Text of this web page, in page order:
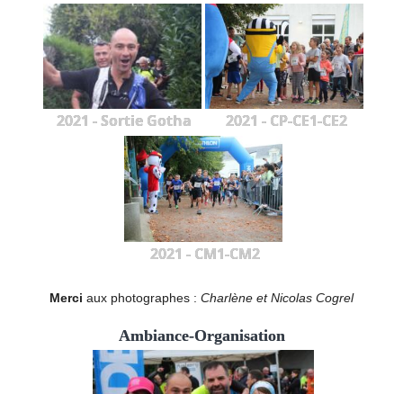
2021 - Sortie Gotha 2021 - CP-CE1-CE2
2021 - CM1-CM2
Merci aux photographes : Charlène et Nicolas Cogrel
Ambiance-Organisation